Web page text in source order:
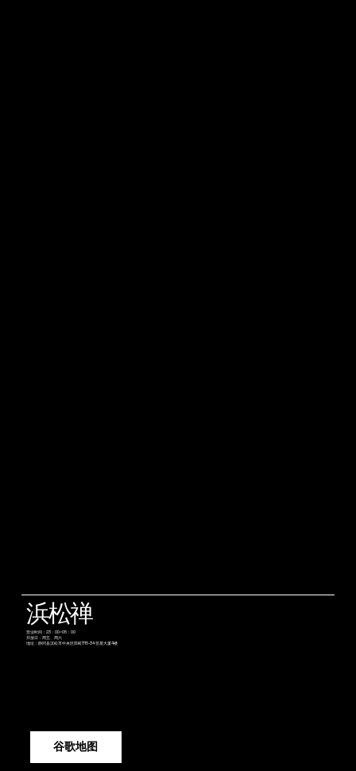
谷歌地图
浜松禅
营业时间：23：00~05：00
开放日：周五、周六
地址：静冈县滨松市中央区田町315-34 笠屋大厦4楼